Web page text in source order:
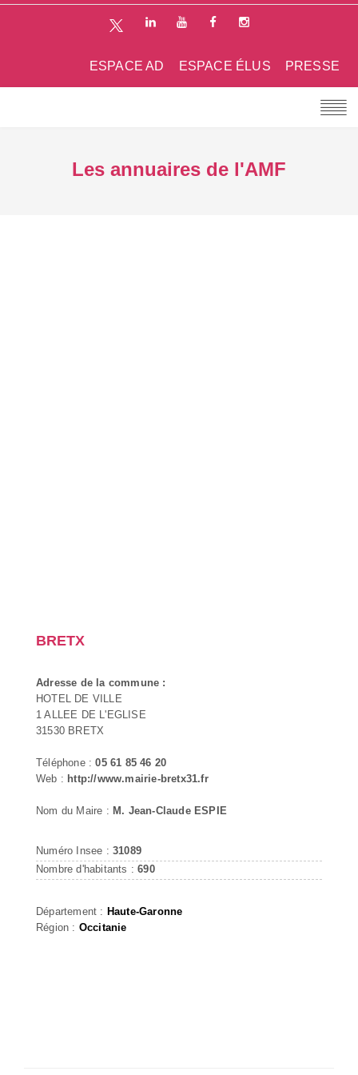
PRESSE
ESPACE ÉLUS
ESPACE AD
Les annuaires de l'AMF
BRETX
Adresse de la commune :
HOTEL DE VILLE
1 ALLEE DE L'EGLISE
31530 BRETX
Téléphone :05 61 85 46 20
Web : http://www.mairie-bretx31.fr
Nom du Maire : M. Jean-Claude ESPIE
Numéro Insee : 31089
Nombre d'habitants :690
Département : Haute-Garonne
Région : Occitanie